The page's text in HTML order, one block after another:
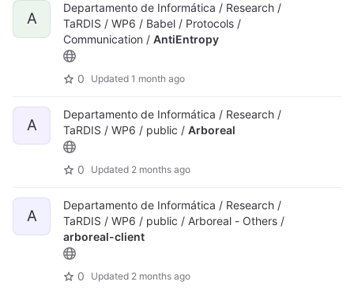
A
Departamento de Informática / Research /
TaRDIS / WP6 / Babel / Protocols /
Communication / AntiEntropy
0 Updated 1 month ago
A
Departamento de Informática / Research /
TaRDIS / WP6 / public / Arboreal
0 Updated 2 months ago
A
Departamento de Informática / Research /
TaRDIS / WP6 / public / Arboreal - Others /
arboreal-client
0 Updated 2 months ago